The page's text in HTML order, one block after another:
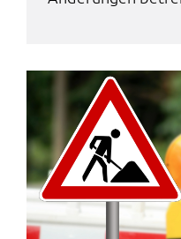
_pk_ses
Anbieter:
Landratsamt
Zweck:
Kurzzeitiges
Besuchs zu
Cookie Laufzeit: